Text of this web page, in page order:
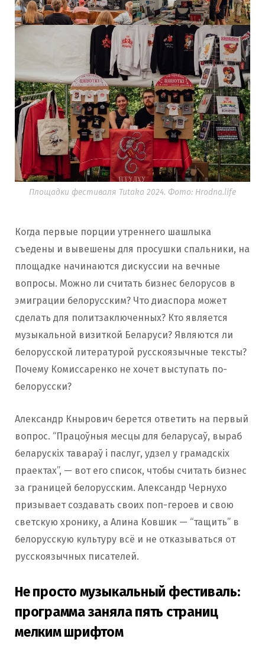
Площадки фестиваля Tutaka 2024. Фото: Hrodna.life
Когда первые порции утреннего шашлыка
съедены и вывешены для просушки спальники, на
площадке начинаются дискуссии на вечные
вопросы. Можно ли считать бизнес белорусов в
эмиграции белорусским? Что диаспора может
сделать для политзаключенных? Кто является
музыкальной визиткой Беларуси? Являются ли
белорусской литературой русскоязычные тексты?
Почему Комиссаренко не хочет выступать по-
белорусски?
Александр Кнырович берется ответить на первый
вопрос. “Працоўныя месцы для беларусаў, выраб
беларускіх тавараў і паслуг, удзел у грамадскіх
праектах”, — вот его список, чтобы считать бизнес
за границей белорусским. Александр Чернухо
призывает создавать своих поп-героев и свою
светскую хронику, а Алина Ковшик — “тащить” в
белорусскую культуру всё и не отказываться от
русскоязычных писателей.
Не просто музыкальный фестиваль:
программа заняла пять страниц
мелким шрифтом